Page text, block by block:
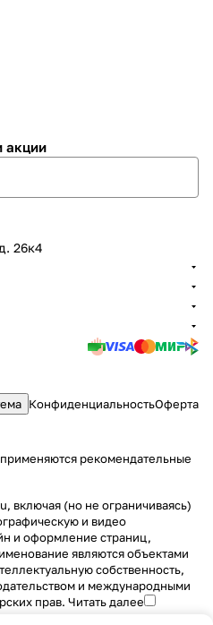
акции
26к4
КонфиденциальностьОферта
рекомендательные
включая (но не ограничиваясь)
и видео
и оформление страниц,
являются объектами
собственность,
и международными
прав. Читать далее